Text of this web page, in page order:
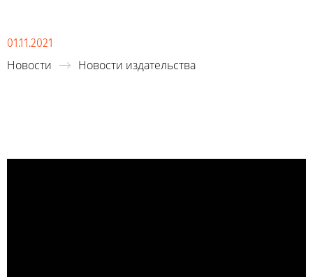
01.11.2021
Новости Новости издательства